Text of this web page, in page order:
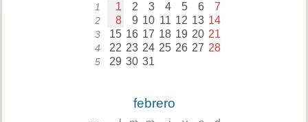
1 1 2 3 4 5 6 7
2 8 9 10 11 12 13 14
3 15 16 17 18 19 20 21
4 22 23 24 25 26 27 28
5 29 30 31
febrero